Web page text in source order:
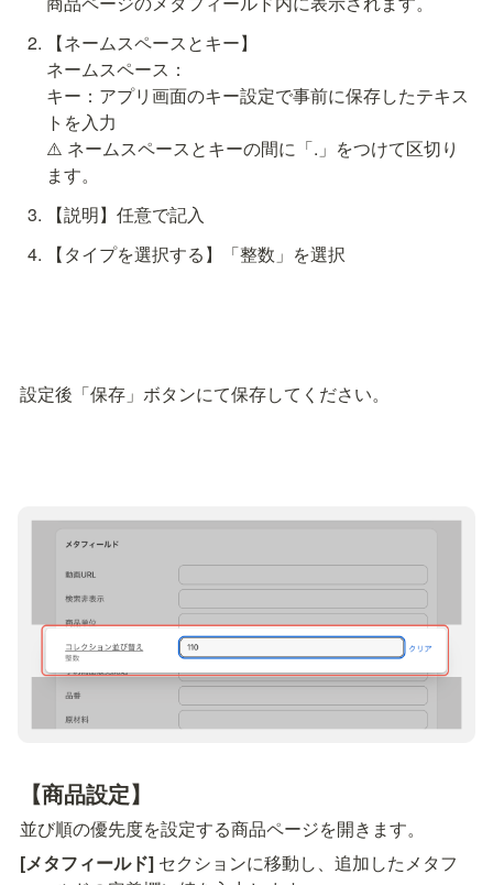
【ネームスペースとキー】
ネームスペース：
キー：アプリ画面のキー設定で事前に保存したテキス
トを入力
⚠️ ネームスペースとキーの間に「.」をつけて区切り
【タイプを選択する】「整数」を選択
設定後「保存」ボタンにて保存してください。
【商品設定】
並び順の優先度を設定する商品ページを開きます。
[メタフィールド] セクションに移動し、追加したメタフ